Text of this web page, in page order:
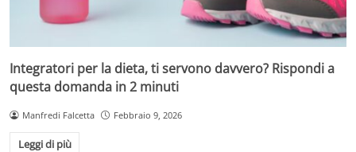
Integratori per la dieta, ti servono davvero? Rispondi a
questa domanda in 2 minuti
Manfredi Falcetta Febbraio 9, 2026
Leggi di più